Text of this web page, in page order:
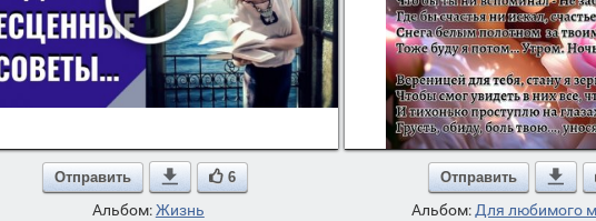
Отправить  6
Альбом:Жизнь
Отправить
Альбом: Для любимого